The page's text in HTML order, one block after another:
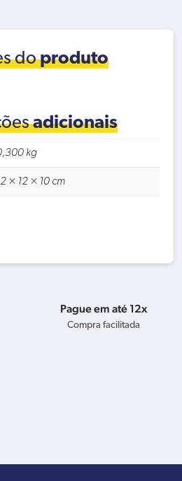
doproduto
adicionais
kg
× 12 × 10 cm
Pague em até 12x
Compra facilitada